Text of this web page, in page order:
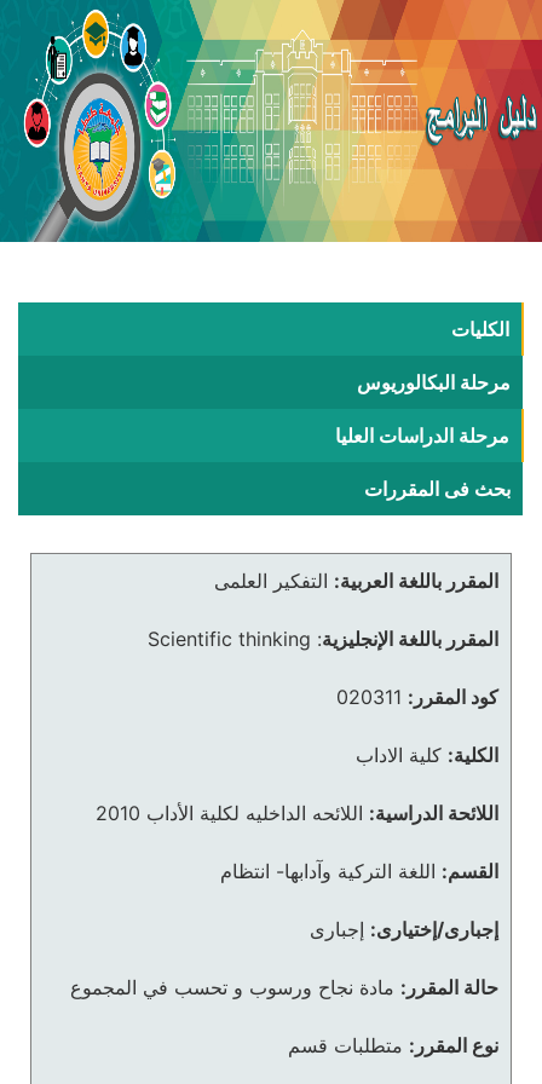
الكليات
مرحلة البكالوريوس
مرحلة الدراسات العليا
بحث فى المقررات
المقرر باللغة العربية: التفكير العلمى
المقرر باللغة الإنجليزية:
Scientific thinking
كود المقرر: 020311
الكلية: كلية الاداب
اللائحة الدراسية: اللائحه الداخليه لكلية الأداب 2010
القسم: اللغة التركية وآدابها- انتظام
إجبارى/إختيارى: إجبارى
حالة المقرر: مادة نجاح ورسوب و تحسب في المجموع
نوع المقرر: متطلبات قسم